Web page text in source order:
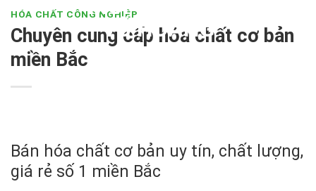
HÓA CHẤT CÔNG NGHIỆP
Chuyên cung cấp hóa chất cơ bản
miền Bắc
Bán hóa chất cơ bản uy tín, chất lượng,
giá rẻ số 1 miền Bắc